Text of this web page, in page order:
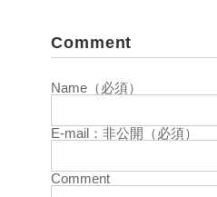
Comment
Name（必須）
E-mail：非公開（必須）
Comment